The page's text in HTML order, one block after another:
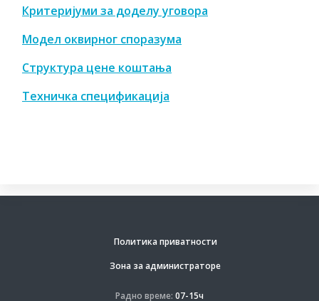
Критеријуми за доделу уговора
Модел оквирног споразума
Структура цене коштања
Техничка спецификација
Политика приватности
Зона за администраторе
Радно време: 07-15ч